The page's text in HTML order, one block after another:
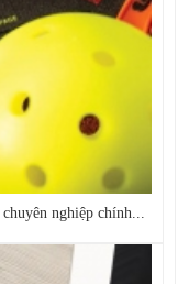
nghiệp chính...